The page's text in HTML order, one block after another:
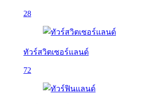
28
ทัวร์สวิตเซอร์แลนด์
72